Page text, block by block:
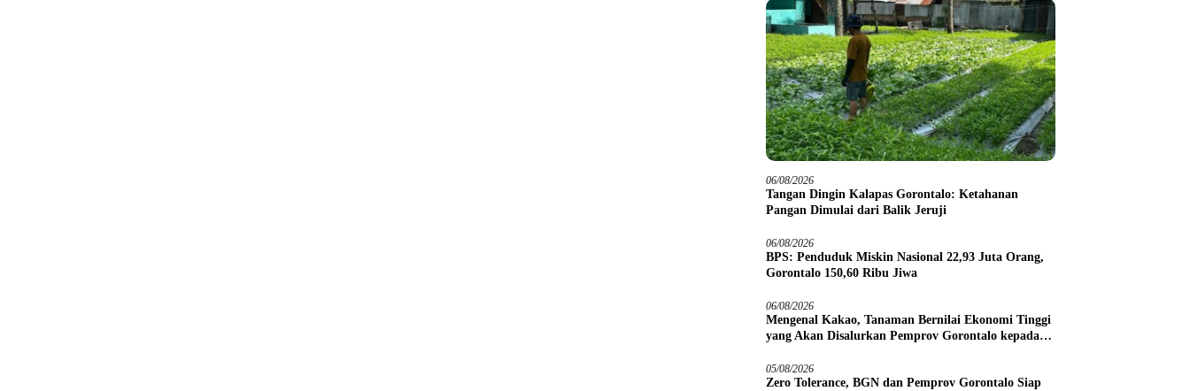
06/08/2026
Tangan Dingin Kalapas Gorontalo: Ketahanan
Pangan Dimulai dari Balik Jeruji
06/08/2026
BPS: Penduduk Miskin Nasional 22,93 Juta Orang,
Gorontalo 150,60 Ribu Jiwa
06/08/2026
Mengenal Kakao, Tanaman Bernilai Ekonomi Tinggi
yang Akan Disalurkan Pemprov Gorontalo kepada
05/08/2026
Zero Tolerance, BGN dan Pemprov Gorontalo Siap